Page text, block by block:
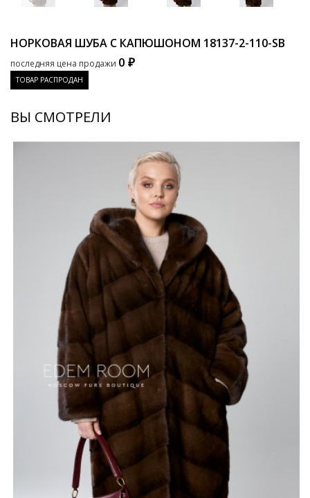
НОРКОВАЯ ШУБА С КАПЮШОНОМ 18137-2-110-SB
последняя цена продажи 0 ₽
ТОВАР РАСПРОДАН
ВЫ СМОТРЕЛИ